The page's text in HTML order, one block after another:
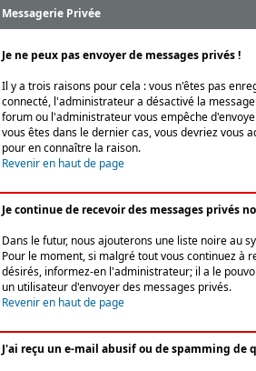
Messagerie Privée
Je ne peux pas envoyer de messages privés !
Il y a trois raisons pour cela : vous n'êtes pas
connecté, l'administrateur a désactivé la
forum ou l'administrateur vous empêche
vous êtes dans le dernier cas, vous devriez vous
pour en connaître la raison.
Revenir en haut de page
Je continue de recevoir des messages privés
Dans le futur, nous ajouterons une liste noire au
Pour le moment, si malgré tout vous continuez à
désirés, informez-en l'administrateur; il a le
un utilisateur d'envoyer des messages privés.
Revenir en haut de page
J'ai reçu un e-mail abusif ou de spamming de